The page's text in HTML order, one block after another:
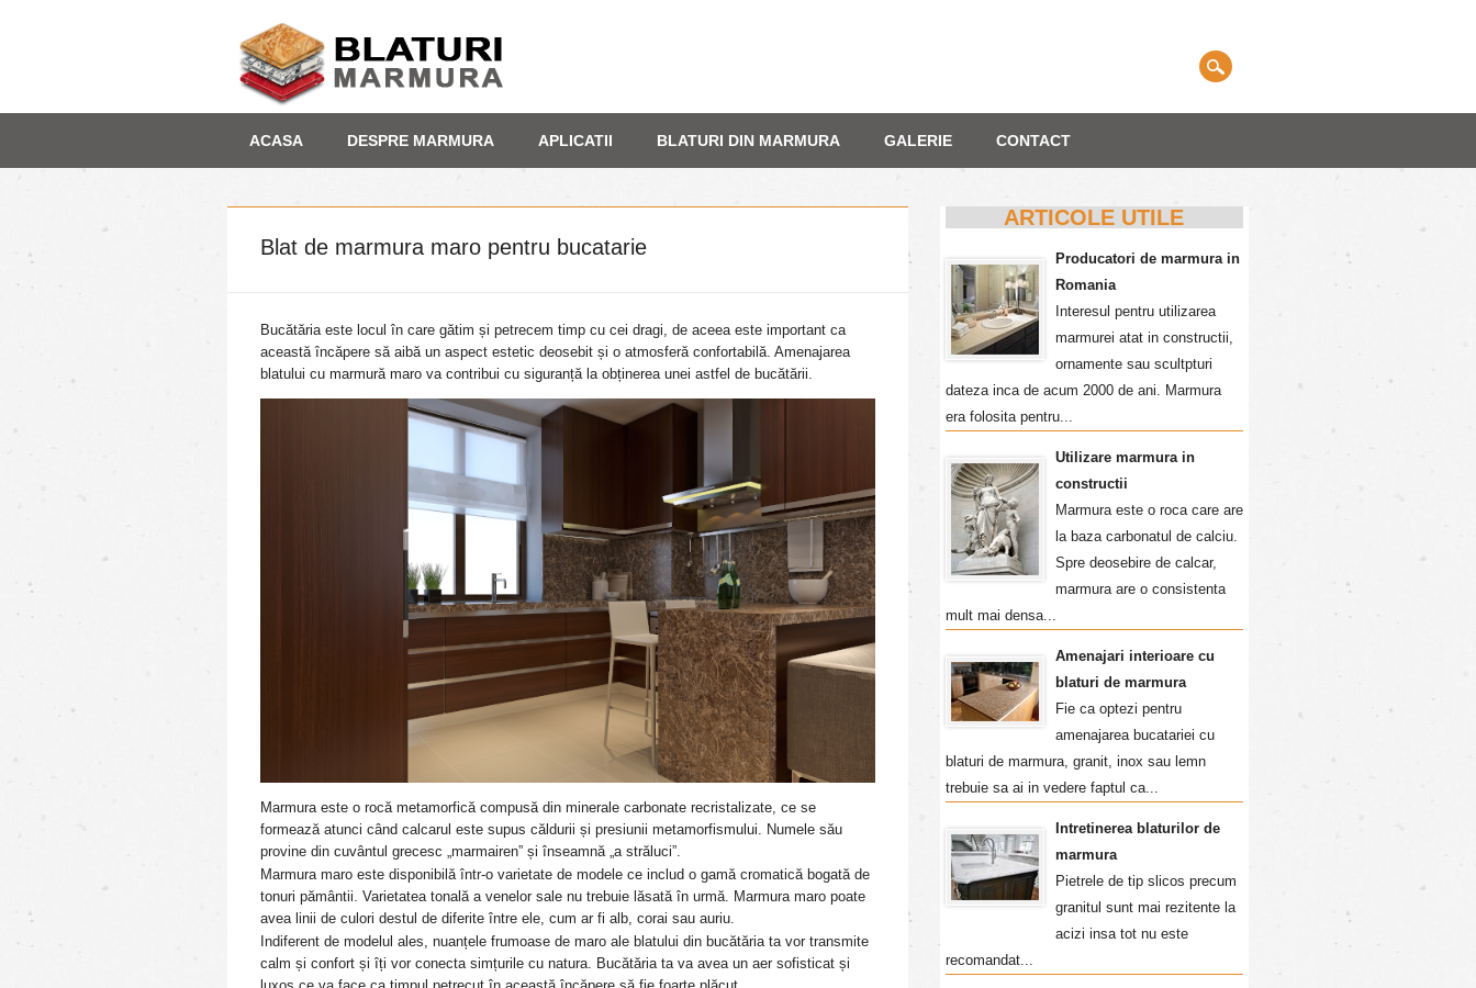
content
ACASA DESPRE MARMURA APLICATII BLATURI DIN MARMURA GALERIE CONTACT
Blat de marmura maro pentru bucatarie
Bucătăria este locul în care gătim și petrecem timp cu cei dragi, de aceea este important ca
această încăpere să aibă un aspect estetic deosebit și o atmosferă confortabilă. Amenajarea
blatului cu marmură maro va contribui cu siguranță la obținerea unei astfel de bucătării.
Marmura este o rocă metamorfică compusă din minerale carbonate recristalizate, ce se
formează atunci când calcarul este supus căldurii și presiunii metamorfismului. Numele său
provine din cuvântul grecesc „marmairen” și înseamnă „a străluci”.
Marmura maro este disponibilă într-o varietate de modele ce includ o gamă cromatică bogată de
tonuri pământii. Varietatea tonală a venelor sale nu trebuie lăsată în urmă. Marmura maro poate
avea linii de culori destul de diferite între ele, cum ar fi alb, corai sau auriu.
Indiferent de modelul ales, nuanțele frumoase de maro ale blatului din bucătăria ta vor transmite
calm și confort și îți vor conecta simțurile cu natura. Bucătăria ta va avea un aer sofisticat și
ARTICOLE UTILE
Producatori de marmura in
Romania
Interesul pentru utilizarea
marmurei atat in constructii,
ornamente sau scultpturi
dateza inca de acum 2000 de ani. Marmura
era folosita pentru...
Utilizare marmura in
constructii
Marmura este o roca care are
la baza carbonatul de calciu.
Spre deosebire de calcar,
marmura are o consistenta
mult mai densa...
Amenajari interioare cu
blaturi de marmura
Fie ca optezi pentru
amenajarea bucatariei cu
blaturi de marmura, granit, inox sau lemn
trebuie sa ai in vedere faptul ca...
Intretinerea blaturilor de
marmura
Pietrele de tip slicos precum
granitul sunt mai rezitente la
acizi insa tot nu este
recomandat...